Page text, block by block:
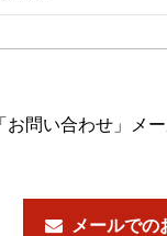
お問い合わせ」メ
メールでの